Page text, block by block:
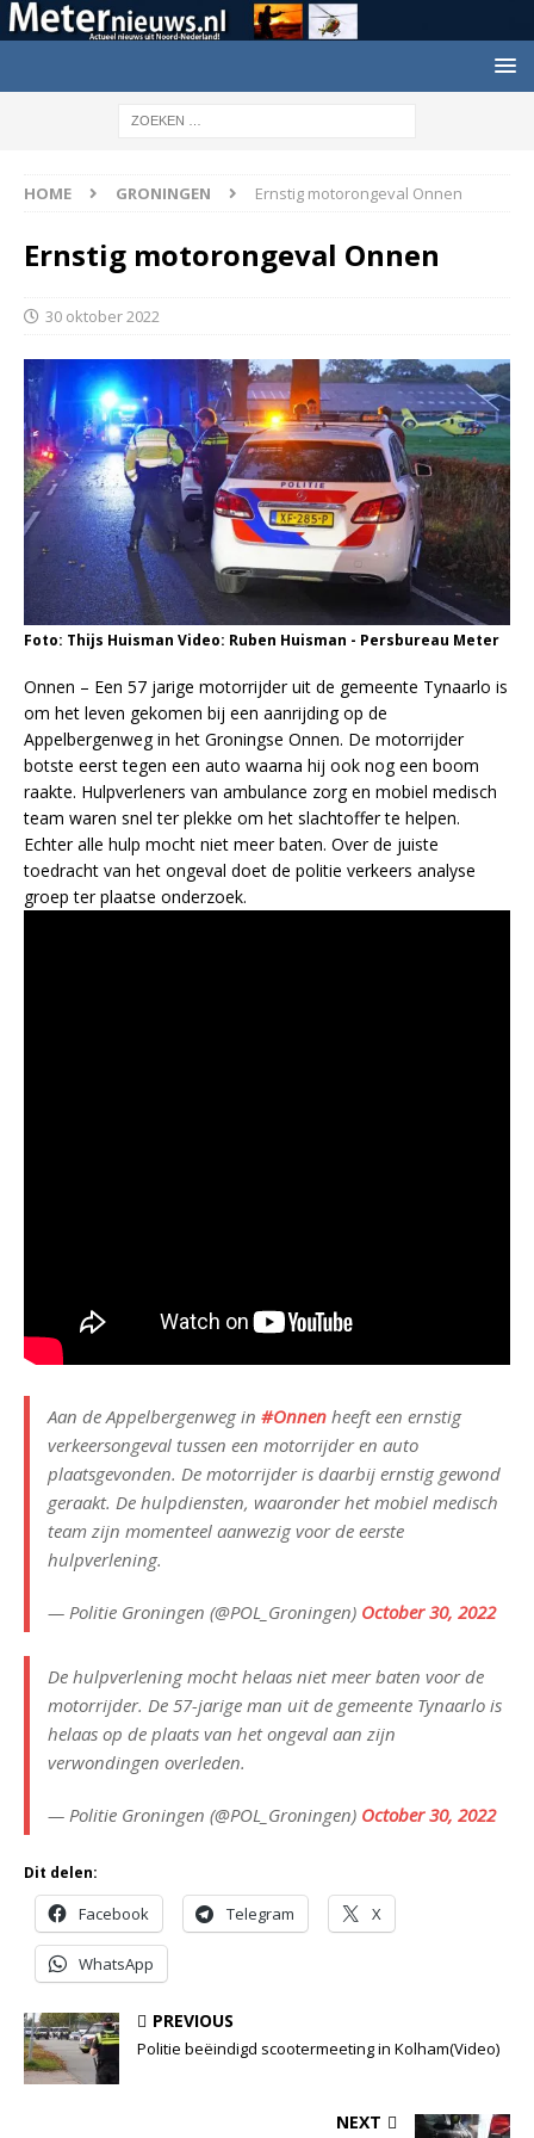
HOME GRONINGEN Ernstig motorongeval Onnen
Ernstig motorongeval Onnen
30 oktober 2022
Foto: Thijs Huisman Video: Ruben Huisman - Persbureau Meter
Onnen – Een 57 jarige motorrijder uit de gemeente Tynaarlo is
om het leven gekomen bij een aanrijding op de
Appelbergenweg in het Groningse Onnen. De motorrijder
botste eerst tegen een auto waarna hij ook nog een boom
raakte. Hulpverleners van ambulance zorg en mobiel medisch
team waren snel ter plekke om het slachtoffer te helpen.
Echter alle hulp mocht niet meer baten. Over de juiste
toedracht van het ongeval doet de politie verkeers analyse
groep ter plaatse onderzoek.
Aan de Appelbergenweg in #Onnen heeft een ernstig
verkeersongeval tussen een motorrijder en auto
plaatsgevonden. De motorrijder is daarbij ernstig gewond
geraakt. De hulpdiensten, waaronder het mobiel medisch
team zijn momenteel aanwezig voor de eerste
hulpverlening.
— Politie Groningen (@POL_Groningen) October 30, 2022
De hulpverlening mocht helaas niet meer baten voor de
motorrijder. De 57-jarige man uit de gemeente Tynaarlo is
helaas op de plaats van het ongeval aan zijn
verwondingen overleden.
— Politie Groningen (@POL_Groningen) October 30, 2022
Dit delen:
Facebook Telegram X
WhatsApp
PREVIOUS
Politie beëindigd scootermeeting in Kolham(Video)
NEXT